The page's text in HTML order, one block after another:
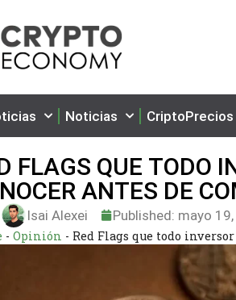
Noticias CriptoPrecios
FLAGS QUE TODO
ANTES DE
Isai Alexei Published: mayo
- Opinión - Red Flags que todo